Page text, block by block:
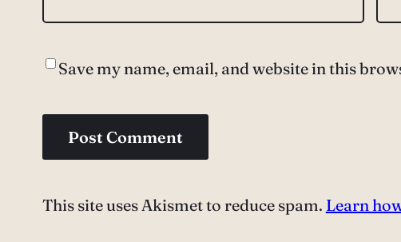
Save my name, email, and website in this
This site uses Akismet to reduce spam. Learn